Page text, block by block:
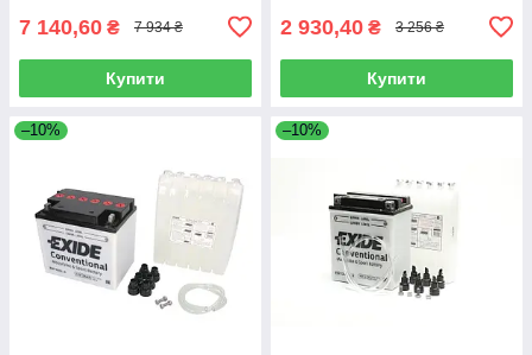
7 140,60 ₴ 7 934 ₴
Купити
2 930,40 ₴ 3 256 ₴
Купити
–10% –10%